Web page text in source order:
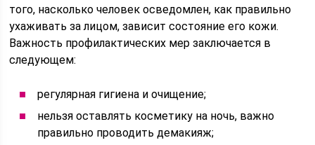
того, насколько человек осведомлен, как правильно
ухаживать за лицом, зависит состояние его кожи.
Важность профилактических мер заключается в
следующем:
регулярная гигиена и очищение;
нельзя оставлять косметику на ночь, важно
правильно проводить демакияж;